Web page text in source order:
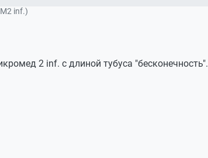
inf.)
2 inf. с длиной тубуса "бесконечность".